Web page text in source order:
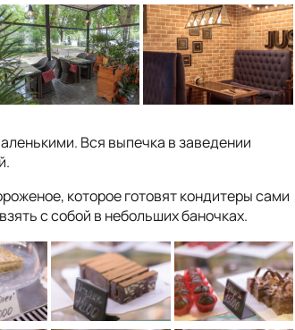
Вся выпечка в заведении
которое готовят кондитеры сами
с собой в небольших баночках.